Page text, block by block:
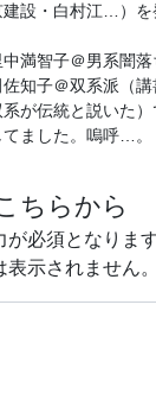
建設・白村江…）
満智子＠男系闇
知子＠双系派（
が伝統と説いた
ました。嗚呼…。
ちらから
が必須となりま
示されません。